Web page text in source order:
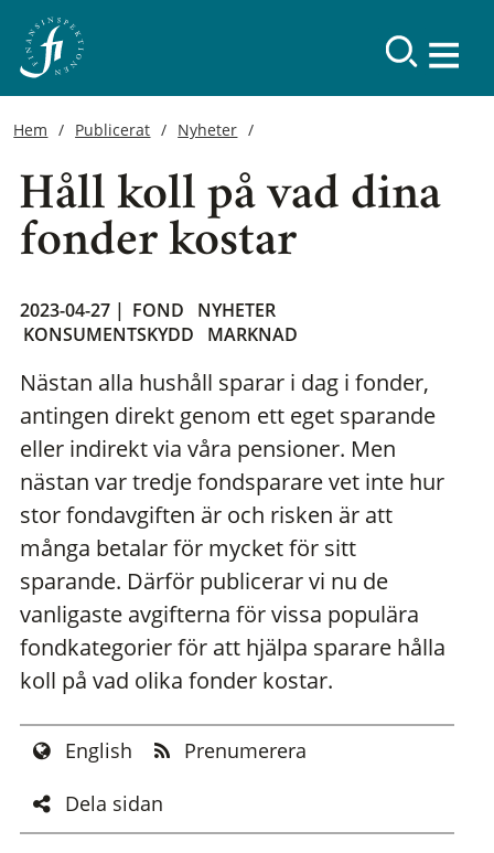
Hem Publicerat Nyheter
Håll koll på vad dina
fonder kostar
2023-04-27 | FOND
NYHETER
KONSUMENTSKYDD
MARKNAD
Nästan alla hushåll sparar i dag i fonder,
antingen direkt genom ett eget sparande
eller indirekt via våra pensioner. Men
nästan var tredje fondsparare vet inte hur
stor fondavgiften är och risken är att
många betalar för mycket för sitt
sparande. Därför publicerar vi nu de
vanligaste avgifterna för vissa populära
fondkategorier för att hjälpa sparare hålla
koll på vad olika fonder kostar.
English
Prenumerera
Dela sidan